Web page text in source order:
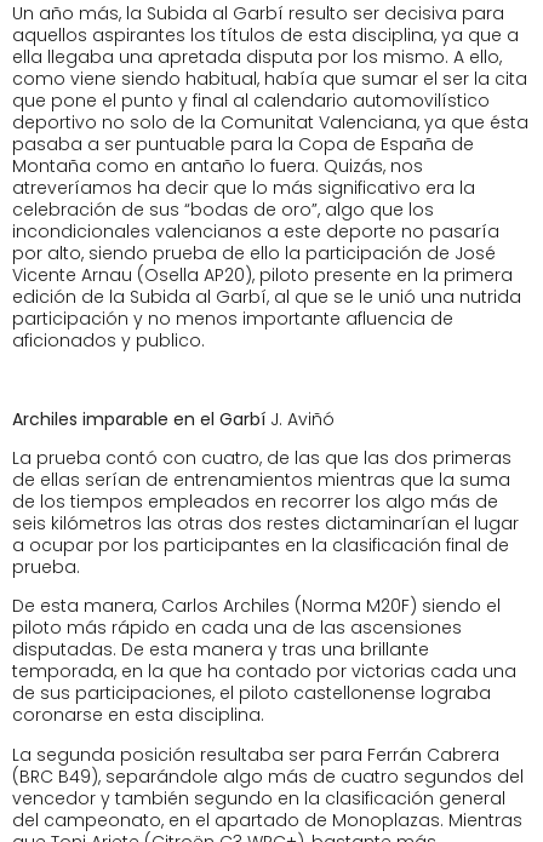
Un año más, la Subida al Garbí resulto ser decisiva para
aquellos aspirantes los títulos de esta disciplina, ya que a
ella llegaba una apretada disputa por los mismo. A ello,
como viene siendo habitual, había que sumar el ser la cita
que pone el punto y final al calendario automovilístico
deportivo no solo de la Comunitat Valenciana, ya que ésta
pasaba a ser puntuable para la Copa de España de
Montaña como en antaño lo fuera. Quizás, nos
atreveríamos ha decir que lo más significativo era la
celebración de sus “bodas de oro”, algo que los
incondicionales valencianos a este deporte no pasaría
por alto, siendo prueba de ello la participación de José
Vicente Arnau (Osella AP20), piloto presente en la primera
edición de la Subida al Garbí, al que se le unió una nutrida
participación y no menos importante afluencia de
aficionados y publico.
Archiles imparable en el Garbí J. Aviñó
La prueba contó con cuatro, de las que las dos primeras
de ellas serían de entrenamientos mientras que la suma
de los tiempos empleados en recorrer los algo más de
seis kilómetros las otras dos restes dictaminarían el lugar
a ocupar por los participantes en la clasificación final de
prueba.
De esta manera, Carlos Archiles (Norma M20F) siendo el
piloto más rápido en cada una de las ascensiones
disputadas. De esta manera y tras una brillante
temporada, en la que ha contado por victorias cada una
de sus participaciones, el piloto castellonense lograba
coronarse en esta disciplina.
La segunda posición resultaba ser para Ferrán Cabrera
(BRC B49), separándole algo más de cuatro segundos del
vencedor y también segundo en la clasificación general
del campeonato, en el apartado de Monoplazas. Mientras